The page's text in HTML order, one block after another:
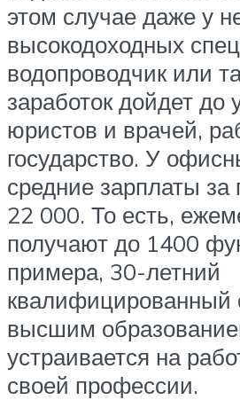
этом случае даже у
высокодоходных
водопроводчик или
заработок дойдет до
юристов и врачей,
государство. У
средние зарплаты за
22 000. То есть,
получают до 1400
примера, 30-летний
квалифицированный
высшим
устраивается на
своей профессии.